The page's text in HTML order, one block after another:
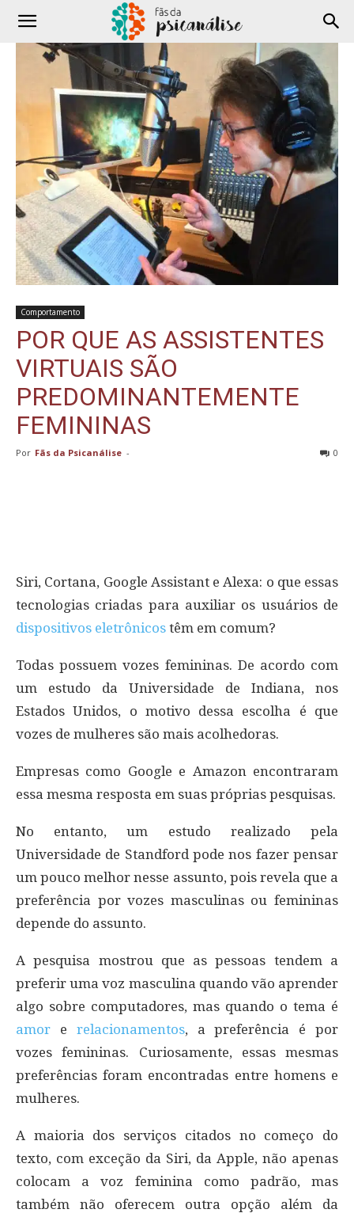
Comportamento
POR QUE AS ASSISTENTES
VIRTUAIS SÃO
PREDOMINANTEMENTE
FEMININAS
Por Fãs da Psicanálise - 0
Siri, Cortana, Google Assistant e Alexa: o que essas
tecnologias criadas para auxiliar os usuários de
dispositivos eletrônicos têm em comum?
Todas possuem vozes femininas. De acordo com
um estudo da Universidade de Indiana, nos
Estados Unidos, o motivo dessa escolha é que
vozes de mulheres são mais acolhedoras.
Empresas como Google e Amazon encontraram
essa mesma resposta em suas próprias pesquisas.
No entanto, um estudo realizado pela
Universidade de Standford pode nos fazer pensar
um pouco melhor nesse assunto, pois revela que a
preferência por vozes masculinas ou femininas
depende do assunto.
A pesquisa mostrou que as pessoas tendem a
preferir uma voz masculina quando vão aprender
algo sobre computadores, mas quando o tema é
amor e relacionamentos, a preferência é por
vozes femininas. Curiosamente, essas mesmas
preferências foram encontradas entre homens e
mulheres.
A maioria dos serviços citados no começo do
texto, com exceção da Siri, da Apple, não apenas
colocam a voz feminina como padrão, mas
também não oferecem outra opção além da